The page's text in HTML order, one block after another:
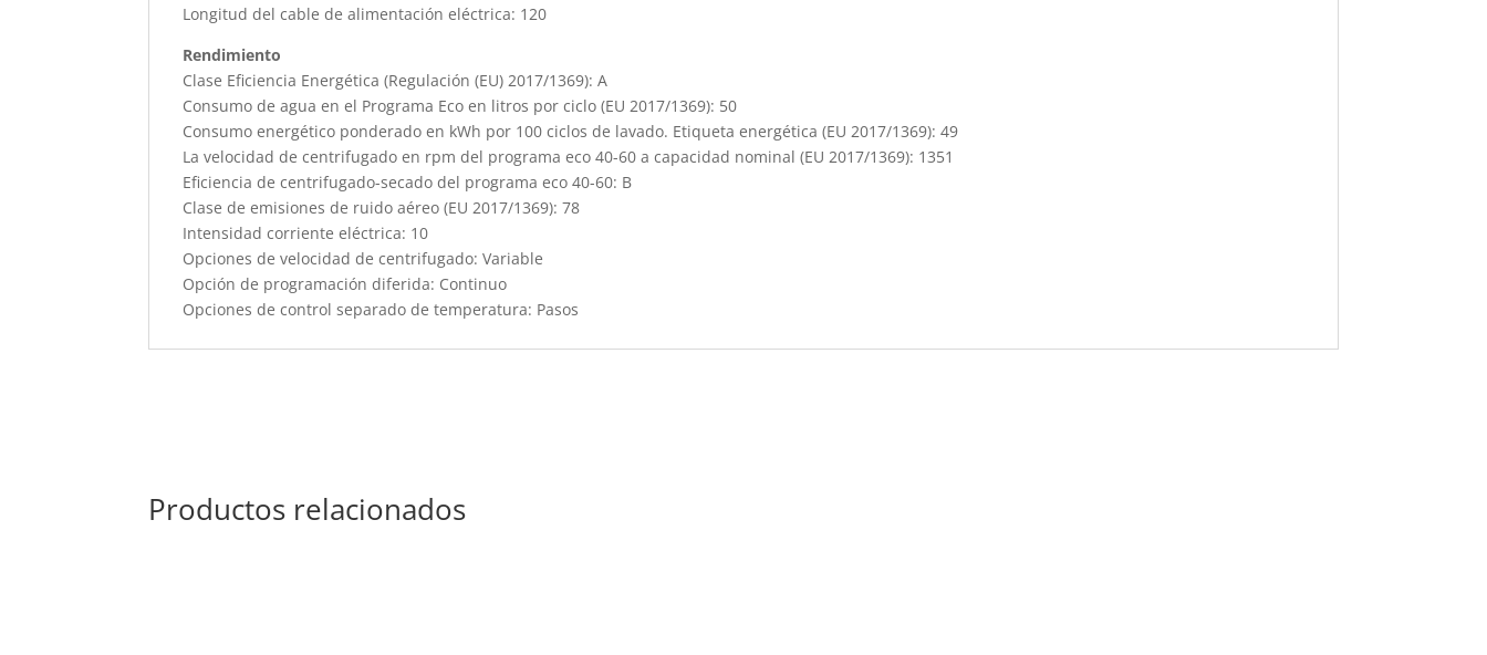
Longitud del cable de alimentación eléctrica: 120
Rendimiento
Clase Eficiencia Energética (Regulación (EU) 2017/1369): A
Consumo de agua en el Programa Eco en litros por ciclo (EU 2017/1369): 50
Consumo energético ponderado en kWh por 100 ciclos de lavado. Etiqueta energética (EU 2017/1369): 49
La velocidad de centrifugado en rpm del programa eco 40-60 a capacidad nominal (EU 2017/1369): 1351
Eficiencia de centrifugado-secado del programa eco 40-60: B
Clase de emisiones de ruido aéreo (EU 2017/1369): 78
Intensidad corriente eléctrica: 10
Opciones de velocidad de centrifugado: Variable
Opción de programación diferida: Continuo
Opciones de control separado de temperatura: Pasos
Productos relacionados